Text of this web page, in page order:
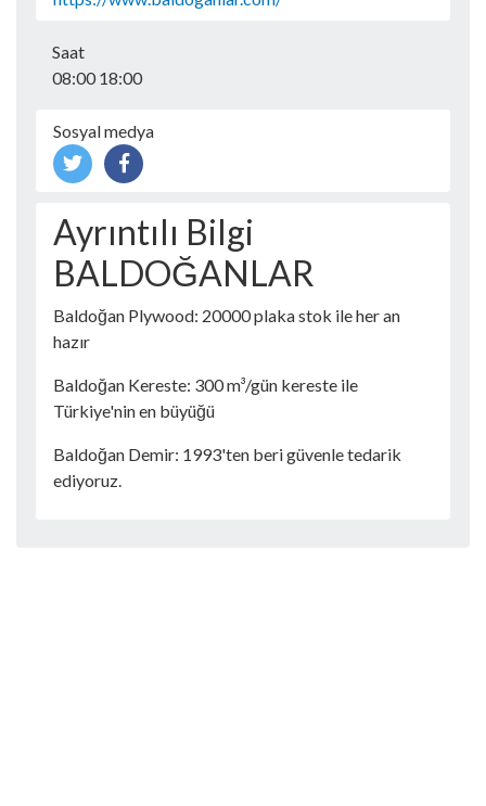
Saat
08:00 18:00
Sosyal medya
Ayrıntılı Bilgi
BALDOĞANLAR
Baldoğan Plywood: 20000 plaka stok ile her an
hazır
Baldoğan Kereste: 300 m³/gün kereste ile
Türkiye'nin en büyüğü
Baldoğan Demir: 1993'ten beri güvenle tedarik
ediyoruz.